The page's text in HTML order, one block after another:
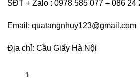
SĐT + Zalo : 0978 585 077 – 086 24
Email: quatangnhuy123@gmail.com
Địa chỉ: Cầu Giấy Hà Nội